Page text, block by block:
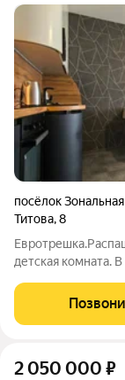
посёлок
Титова,8
детская комната.
мебель в детской
2 050 000 ₽